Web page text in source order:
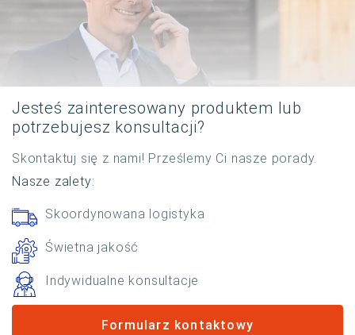
Jesteś zainteresowany produktem lub
potrzebujesz konsultacji?
Skontaktuj się z nami! Prześlemy Ci nasze porady.
Nasze zalety:
Skoordynowana logistyka
Świetna jakość
Indywidualne konsultacje
Formularz kontaktowy